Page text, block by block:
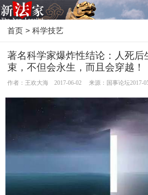
首页 > 科学技艺
著名科学家爆炸性结论：人死后
束，不但会永生，而且会穿越！
作者：王欢大海 2017-06-02 来源：国事论坛2017-